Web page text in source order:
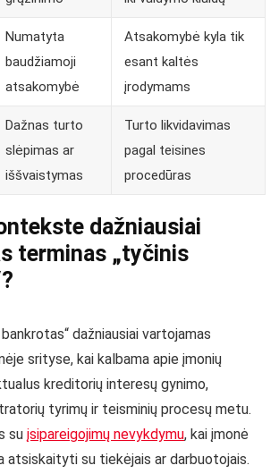
Numatyta
baudžiamoji
atsakomybė
Atsakomybė kyla tik
esant kaltės
įrodymams
Dažnas turto
slėpimas ar
iššvaistymas
Turto likvidavimas
pagal teisines
procedūras
dažniausiai
terminas „tyčinis
dažniausiai vartojamas
srityse, kai kalbama apie įmonių
kreditorių interesų gynimo,
tyrimų ir teisminių procesų metu.
su įsipareigojimų nevykdymu, kai įmonė
atsiskaityti su tiekėjais ar darbuotojais.